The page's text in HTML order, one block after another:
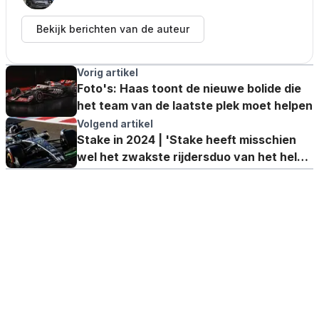
Bekijk berichten van de auteur
Vorig artikel
Foto's: Haas toont de nieuwe bolide die
het team van de laatste plek moet helpen
Volgend artikel
Stake in 2024 | 'Stake heeft misschien
wel het zwakste rijdersduo van het hele
veld'